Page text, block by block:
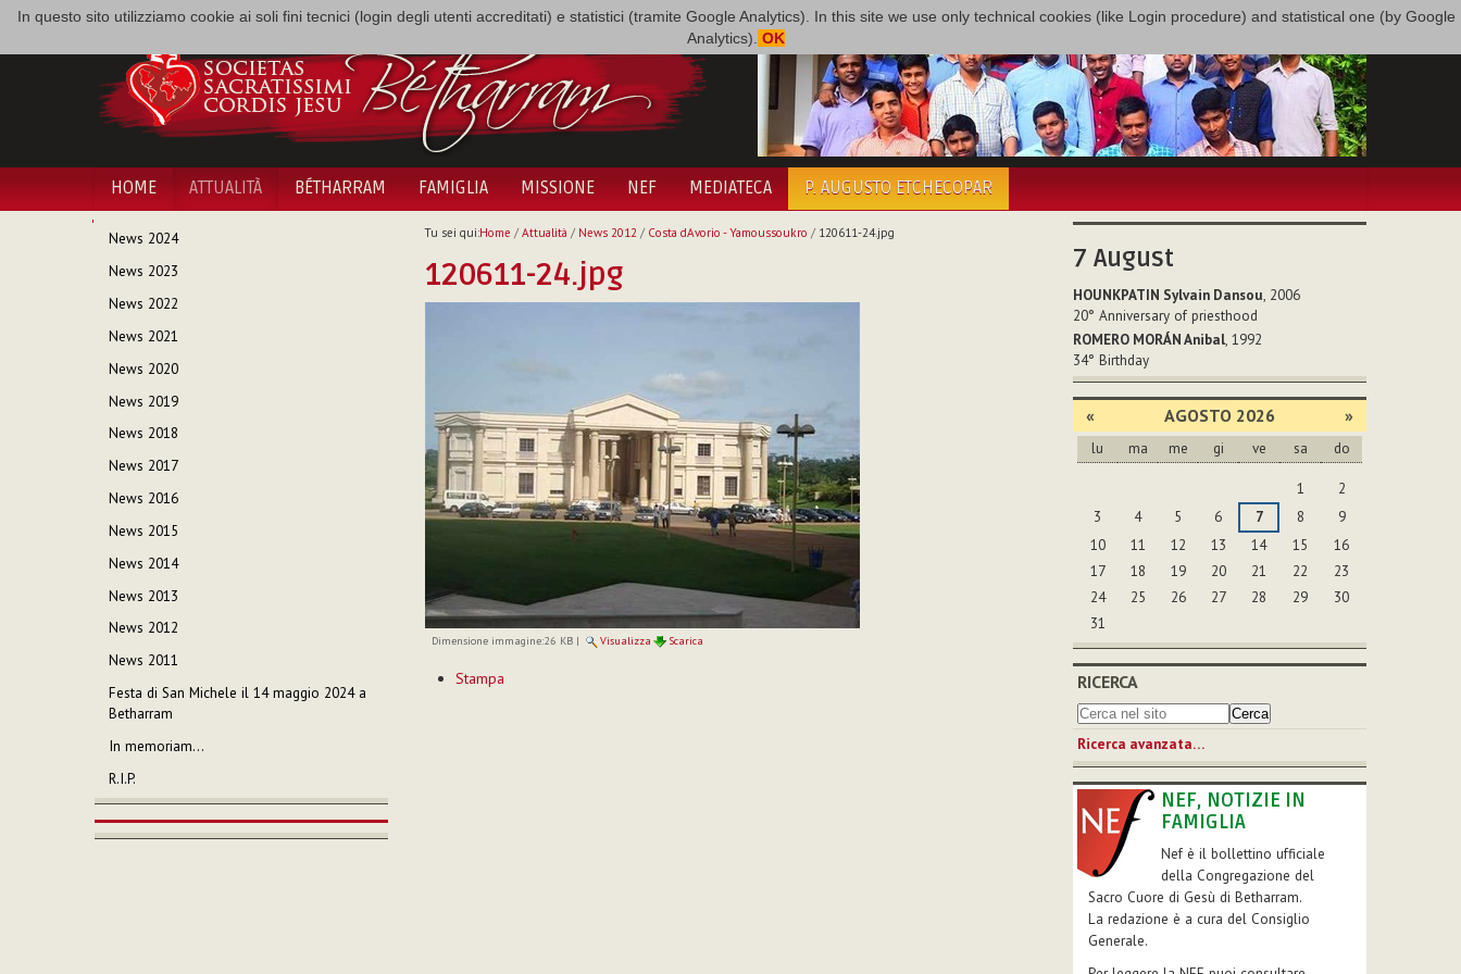
In questo sito utilizziamo cookie ai soli fini tecnici (login degli utenti accreditati) e statistici (tramite Google Analytics). In this site we use only technical cookies (like Login procedure) and statistical one (by Google
Analytics). OK
HOME ATTUALITÀ BÉTHARRAM FAMIGLIA MISSIONE NEF MEDIATECA P. AUGUSTO ETCHECOPAR
NAVIGAZIONE
News 2024
News 2023
News 2022
News 2021
News 2020
News 2019
News 2018
News 2017
News 2016
News 2015
News 2014
News 2013
News 2012
News 2011
Festa di San Michele il 14 maggio 2024 a
Betharram
In memoriam…
R.I.P.
Tu sei qui:Home / Attualità / News 2012 / Costa dAvorio - Yamoussoukro / 120611-24.jpg
120611-24.jpg
Dimensione immagine:26 KB| Visualizza Scarica
sul
Stampa
7 August
HOUNKPATIN Sylvain Dansou, 2006
20° Anniversary of priesthood
ROMERO MORÁN Anibal, 1992
34° Birthday
« AGOSTO 2026 »
lu ma me gi ve sa do
1
2
3
4 5 6 7 8
9
10
11 12 13 14 15
16
17
18 19 20 21 22
23
24
25 26 27 28 29
30
31
RICERCA
Ricerca avanzata…
NEF, NOTIZIE IN
FAMIGLIA
Nef è il bollettino ufficiale
della Congregazione del
Sacro Cuore di Gesù di Betharram.
La redazione è a cura del Consiglio
Generale.